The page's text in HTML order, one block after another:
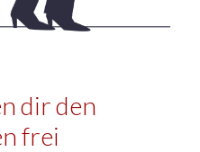
dir den
frei